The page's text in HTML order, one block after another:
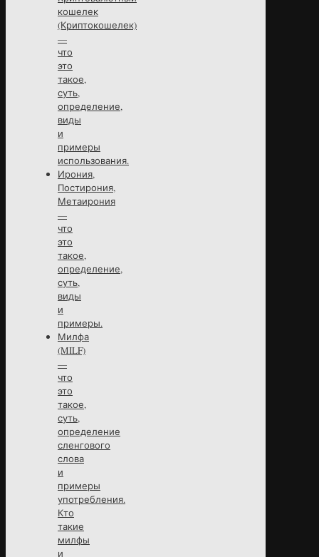
кошелек
(Криптокошелек)
—
что
это
такое,
суть,
определение,
виды
и
примеры
использования.
Ирония,
Постирония,
Метаирония
—
что
это
такое,
определение,
суть,
виды
и
примеры.
Милфа
(MILF)
—
что
это
такое,
суть,
определение
сленгового
слова
и
примеры
употребления.
Кто
такие
милфы
и